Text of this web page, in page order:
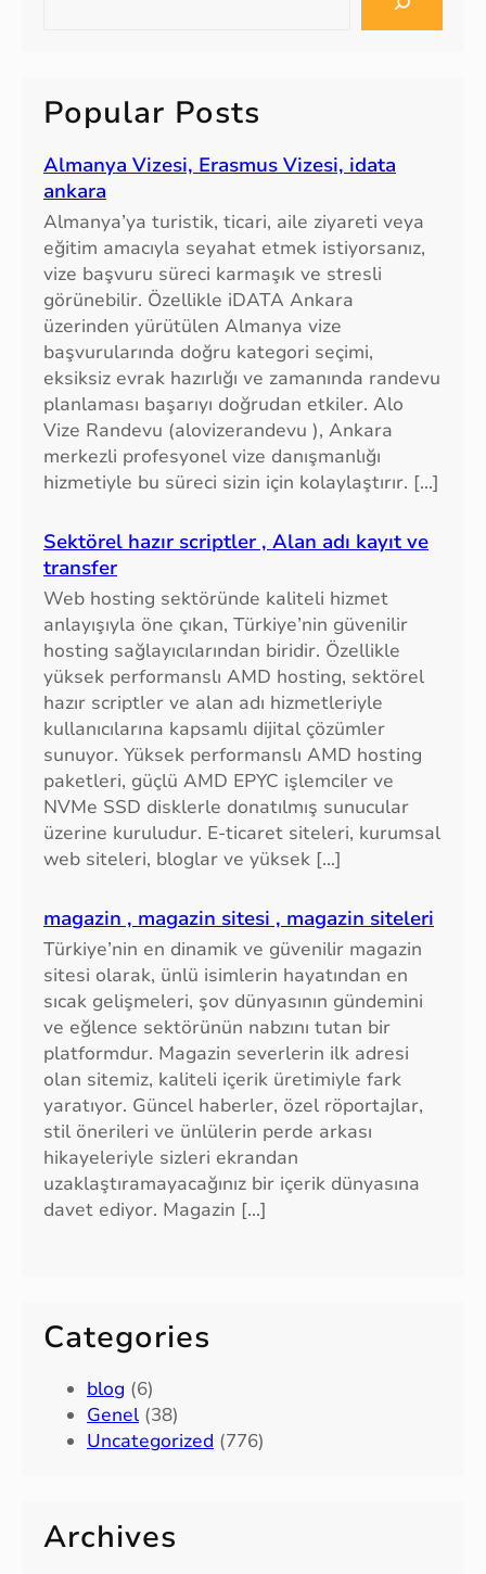
h
Popular Posts
Almanya Vizesi, Erasmus Vizesi, idata
ankara
Almanya’ya turistik, ticari, aile ziyareti veya
eğitim amacıyla seyahat etmek istiyorsanız,
vize başvuru süreci karmaşık ve stresli
görünebilir. Özellikle iDATA Ankara
üzerinden yürütülen Almanya vize
başvurularında doğru kategori seçimi,
eksiksiz evrak hazırlığı ve zamanında randevu
planlaması başarıyı doğrudan etkiler. Alo
Vize Randevu (alovizerandevu ), Ankara
merkezli profesyonel vize danışmanlığı
hizmetiyle bu süreci sizin için kolaylaştırır. […]
Sektörel hazır scriptler , Alan adı kayıt ve
transfer
Web hosting sektöründe kaliteli hizmet
anlayışıyla öne çıkan, Türkiye’nin güvenilir
hosting sağlayıcılarından biridir. Özellikle
yüksek performanslı AMD hosting, sektörel
hazır scriptler ve alan adı hizmetleriyle
kullanıcılarına kapsamlı dijital çözümler
sunuyor. Yüksek performanslı AMD hosting
paketleri, güçlü AMD EPYC işlemciler ve
NVMe SSD disklerle donatılmış sunucular
üzerine kuruludur. E-ticaret siteleri, kurumsal
web siteleri, bloglar ve yüksek […]
magazin , magazin sitesi , magazin siteleri
Türkiye’nin en dinamik ve güvenilir magazin
sitesi olarak, ünlü isimlerin hayatından en
sıcak gelişmeleri, şov dünyasının gündemini
ve eğlence sektörünün nabzını tutan bir
platformdur. Magazin severlerin ilk adresi
olan sitemiz, kaliteli içerik üretimiyle fark
yaratıyor. Güncel haberler, özel röportajlar,
stil önerileri ve ünlülerin perde arkası
hikayeleriyle sizleri ekrandan
uzaklaştıramayacağınız bir içerik dünyasına
davet ediyor. Magazin […]
Categories
blog (6)
Genel (38)
Uncategorized (776)
Archives